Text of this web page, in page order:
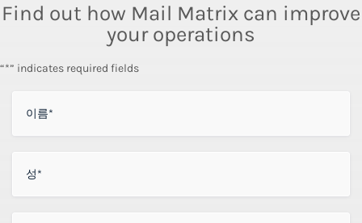
Find out how Mail Matrix can improve
your operations
“*” indicates required fields